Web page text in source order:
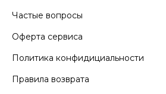
Частые вопросы
Оферта сервиса
Политика конфидициальности
Правила возврата